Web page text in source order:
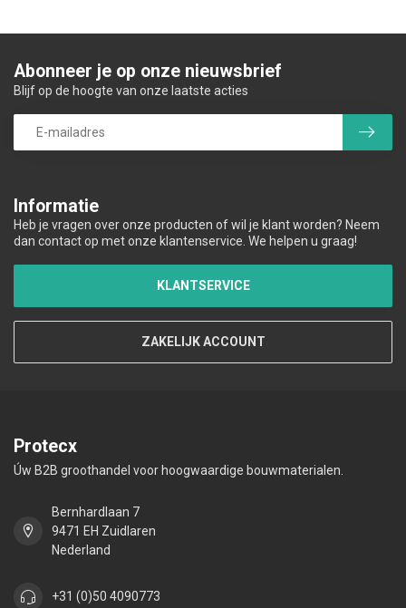
Informatie
Heb je vragen over onze producten of wil je klant worden? Neem
dan contact op met onze klantenservice. We helpen u graag!
KLANTSERVICE
ZAKELIJK ACCOUNT
Abonneer je op onze nieuwsbrief
Blijf op de hoogte van onze laatste acties
Protecx
Úw B2B groothandel voor hoogwaardige bouwmaterialen.
Bernhardlaan 7
9471 EH Zuidlaren
Nederland
+31 (0)50 4090773